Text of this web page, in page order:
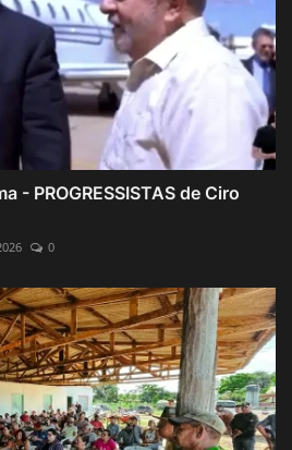
- PROGRESSISTAS de Ciro
0